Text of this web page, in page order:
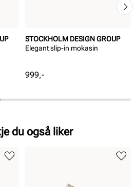
STOCKHOLM DESIGN GROUP
Elegant slip-in mokasin
Pris
999,-
du også liker